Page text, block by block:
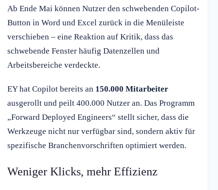
Ab Ende Mai können Nutzer den schwebenden Copilot-
Button in Word und Excel zurück in die Menüleiste
verschieben – eine Reaktion auf Kritik, dass das
schwebende Fenster häufig Datenzellen und
Arbeitsbereiche verdeckte.
EY hat Copilot bereits an 150.000 Mitarbeiter
ausgerollt und peilt 400.000 Nutzer an. Das Programm
„Forward Deployed Engineers“ stellt sicher, dass die
Werkzeuge nicht nur verfügbar sind, sondern aktiv für
spezifische Branchenvorschriften optimiert werden.
Weniger Klicks, mehr Effizienz